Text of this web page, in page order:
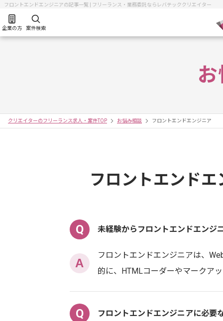
フロントエンドエンジニアの記事一覧 | フリーランス・業務委託ならレバテッククリエイター
企業の方 案件検索
クリエイターのフリーランス求人・案件TOP お悩み相談 フロントエンドエンジニア
フロントエンド
Q 未経験からフロントエンドエンジ
A
フロントエンドエンジニアは、
的に、HTMLコーダーやマークア
Q フロントエンドエンジニアに必要